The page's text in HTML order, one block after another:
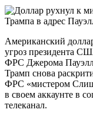
Американский
угроз президента
ФРС Джерома
Трамп снова
ФРС «мистером
в своем аккаунте в
телеканал.